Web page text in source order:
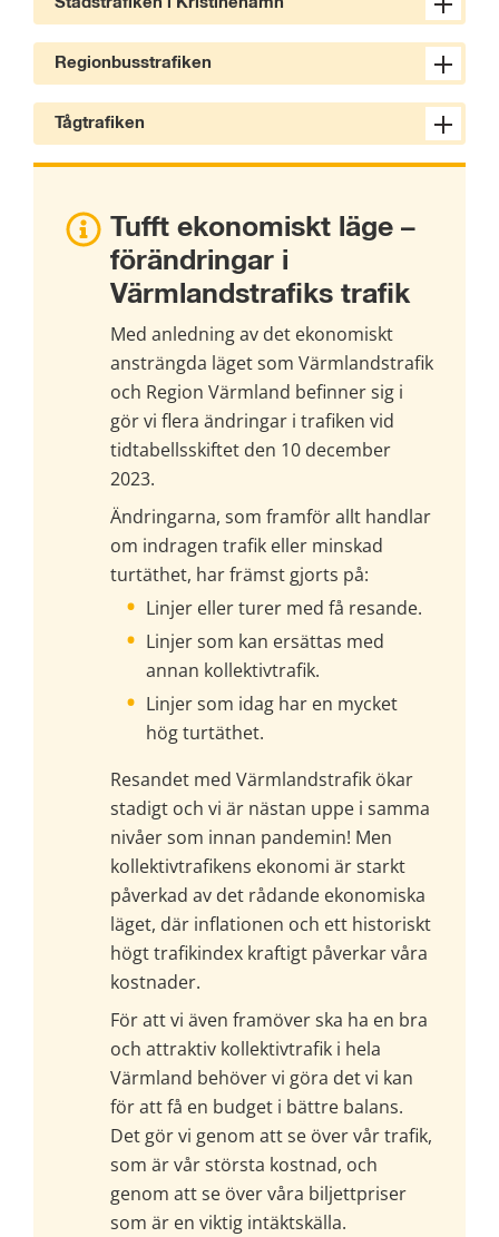
Regionbusstrafiken
Tågtrafiken
Tufft ekonomiskt läge –
förändringar i
Värmlandstrafiks trafik
Med anledning av det ekonomiskt
ansträngda läget som Värmlandstrafik
och Region Värmland befinner sig i
gör vi flera ändringar i trafiken vid
tidtabellsskiftet den 10 december
2023.
Ändringarna, som framför allt handlar
om indragen trafik eller minskad
turtäthet, har främst gjorts på:
Linjer eller turer med få resande.
Linjer som kan ersättas med
annan kollektivtrafik.
Linjer som idag har en mycket
hög turtäthet.
Resandet med Värmlandstrafik ökar
stadigt och vi är nästan uppe i samma
nivåer som innan pandemin! Men
kollektivtrafikens ekonomi är starkt
påverkad av det rådande ekonomiska
läget, där inflationen och ett historiskt
högt trafikindex kraftigt påverkar våra
kostnader.
För att vi även framöver ska ha en bra
och attraktiv kollektivtrafik i hela
Värmland behöver vi göra det vi kan
för att få en budget i bättre balans.
Det gör vi genom att se över vår trafik,
som är vår största kostnad, och
genom att se över våra biljettpriser
som är en viktig intäktskälla.